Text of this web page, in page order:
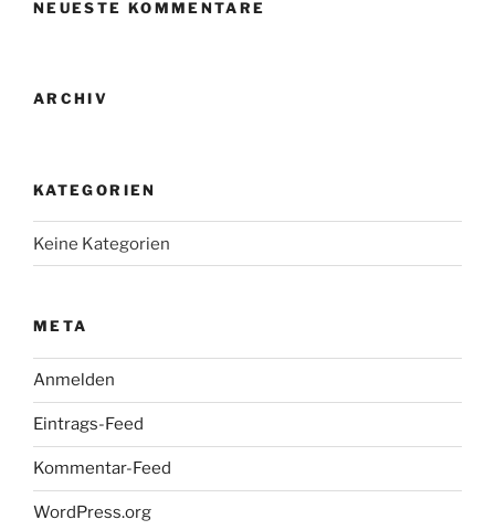
NEUESTE KOMMENTARE
ARCHIV
KATEGORIEN
Keine Kategorien
META
Anmelden
Eintrags-Feed
Kommentar-Feed
WordPress.org